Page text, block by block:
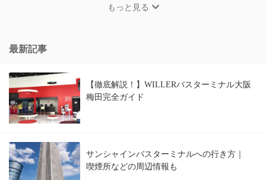
もっと見る
最新記事
【徹底解説！】WILLERバスターミナル大阪
梅田完全ガイド
サンシャインバスターミナルへの行き方｜
喫煙所などの周辺情報も